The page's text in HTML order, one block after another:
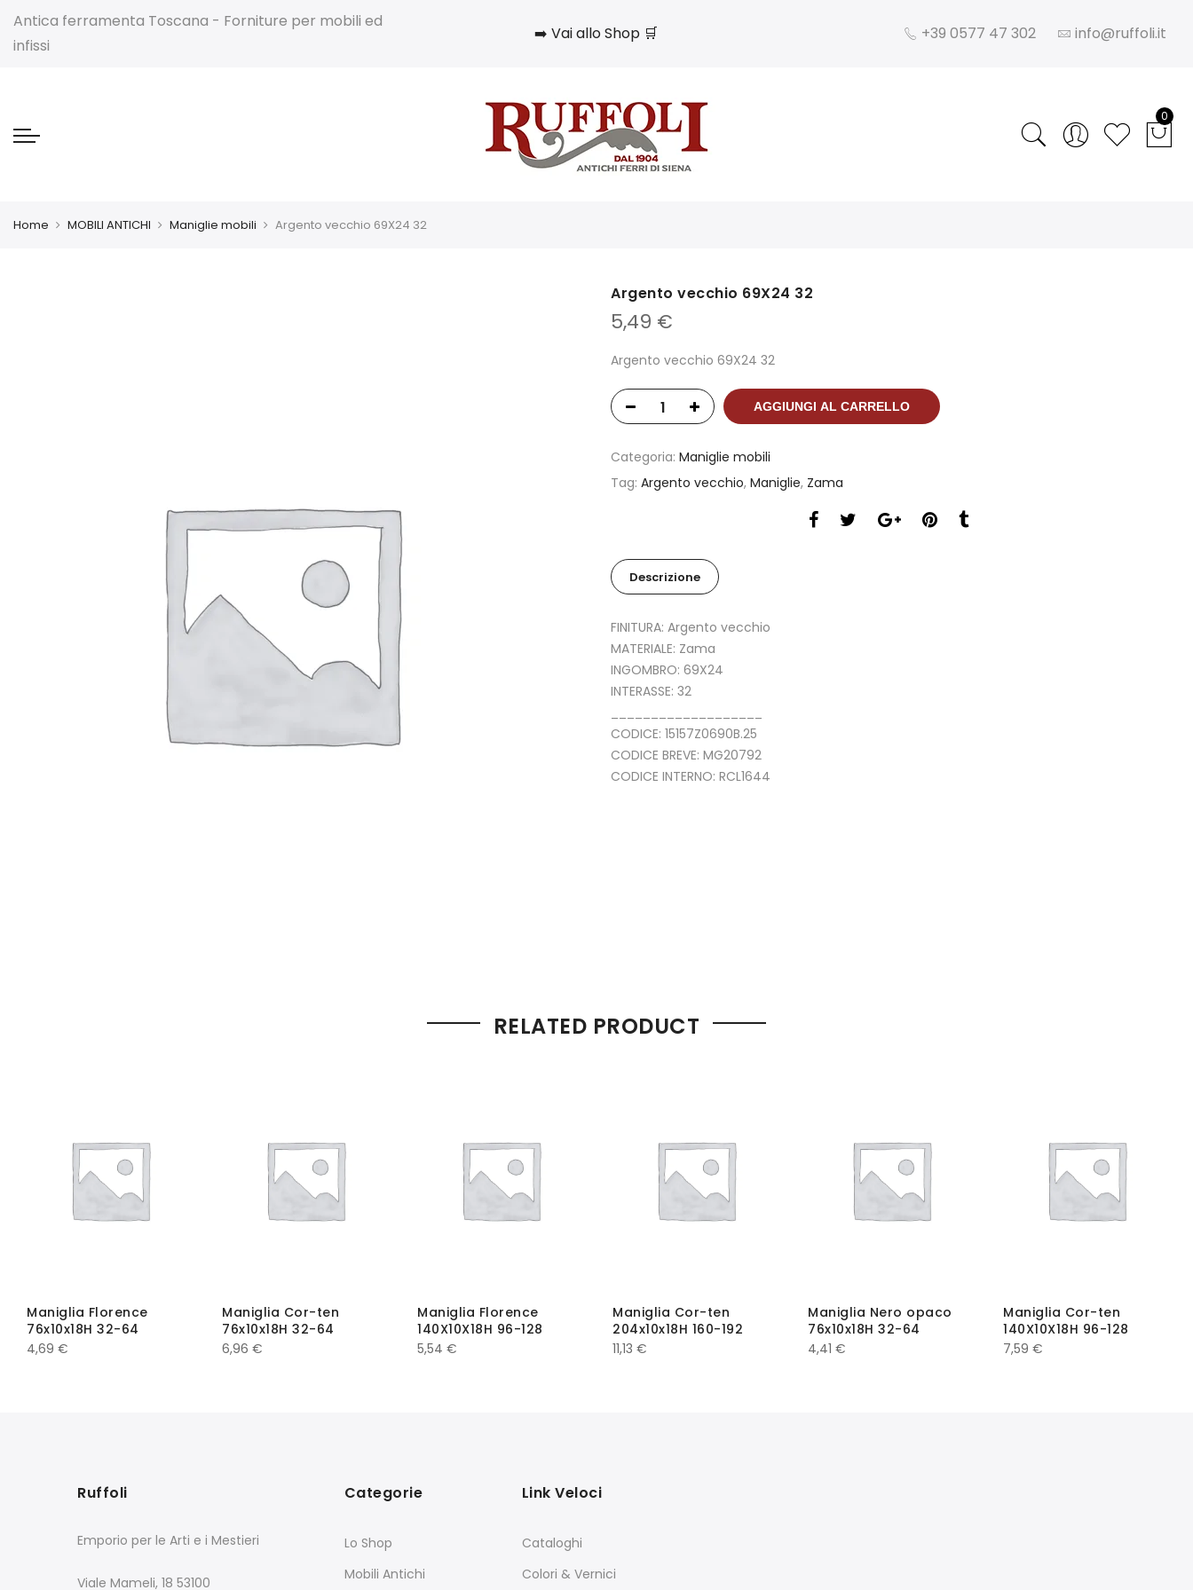
Antica ferramenta Toscana - Forniture per mobili ed
infissi
➡️ Vai allo Shop 🛒 +39 0577 47 302 info@ruffoli.it
0
Home MOBILI ANTICHI Maniglie mobili Argento vecchio 69X24 32
Argento vecchio 69X24 32
5,49 €
Argento vecchio 69X24 32
AGGIUNGI AL CARRELLO
Categoria: Maniglie mobili
Tag: Argento vecchio, Maniglie, Zama
Descrizione
FINITURA: Argento vecchio
MATERIALE: Zama
INGOMBRO: 69X24
INTERASSE: 32
CODICE: 15157Z0690B.25
CODICE BREVE: MG20792
CODICE INTERNO: RCL1644
RELATED PRODUCT
Maniglia Florence
76x10x18H 32-64
4,69 €
Maniglia Cor-ten
76x10x18H 32-64
6,96 €
Maniglia Florence
140X10X18H 96-128
5,54 €
Maniglia Cor-ten
204x10x18H 160-192
11,13 €
Maniglia Nero opaco
76x10x18H 32-64
4,41 €
Maniglia Cor-ten
140X10X18H 96-128
7,59 €
Ruffoli
Emporio per le Arti e i Mestieri
Viale Mameli, 18 53100
Categorie
Lo Shop
Mobili Antichi
Link Veloci
Cataloghi
Colori & Vernici